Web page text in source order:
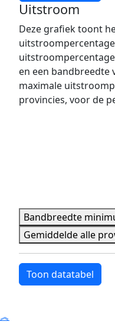
Jaar Bandbreedte
2018 4,1%
2019
6,6%
2020 8,0%
2021 7,2%
7,1%
Uitstroom
Deze grafiek toont
en een bandbreedte
maximale
provincies, voor de
Bandbreedte
Gemiddelde alle
Toon datatabel
︽